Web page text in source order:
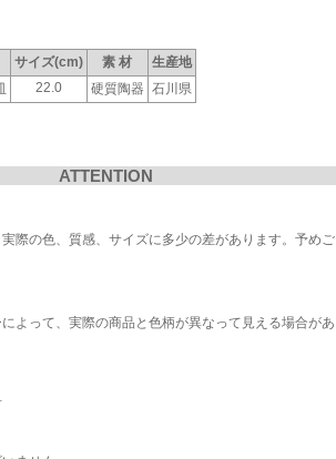
サイズ(cm) 素 材
生産地
22.0 硬質陶器 石川県
ATTENTION
際の色、質感、サイズに多少の差があります。予め
よって、実際の商品と色柄が異なって見える場合があ